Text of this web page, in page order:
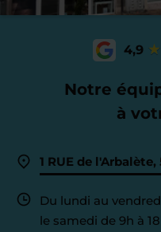
4,9
Notre
à
1 RUE de l'Arbalète,
Du lundi au
le samedi de 9h à